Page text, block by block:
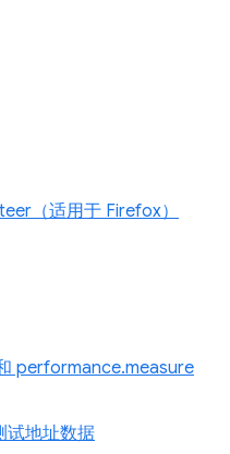
（适用于 Firefox）
performance.measure
试地址数据